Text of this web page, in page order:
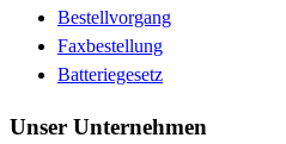
Bestellvorgang
Faxbestellung
Batteriegesetz
Unser Unternehmen